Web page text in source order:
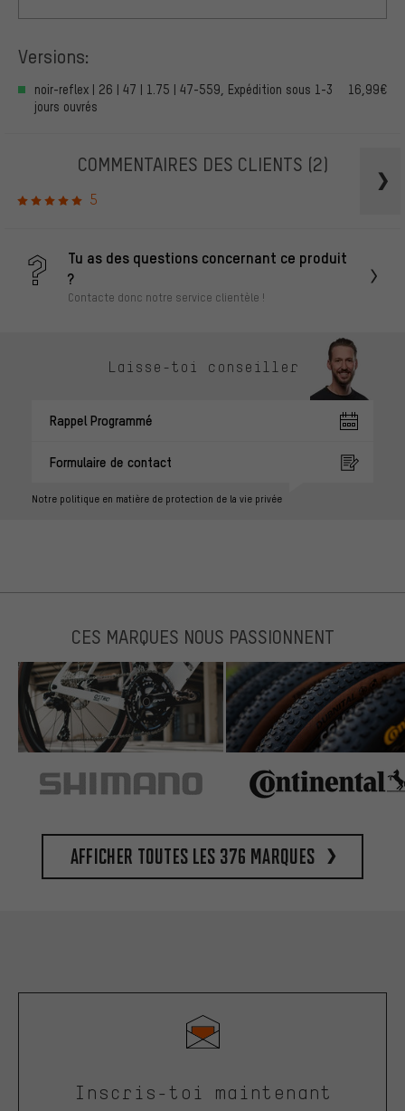
Versions:
noir-reflex | 26 | 47 | 1.75 | 47-559, Expédition sous 1-3
jours ouvrés
16,99€
COMMENTAIRES DES CLIENTS (2)
5
Tu as des questions concernant ce produit
?
Contacte donc notre service clientèle !
Laisse-toi conseiller
Rappel Programmé
Formulaire de contact
Notre politique en matière de protection de la vie privée
CES MARQUES NOUS PASSIONNENT
Afficher toutes les 376 marques
Inscris-toi maintenant